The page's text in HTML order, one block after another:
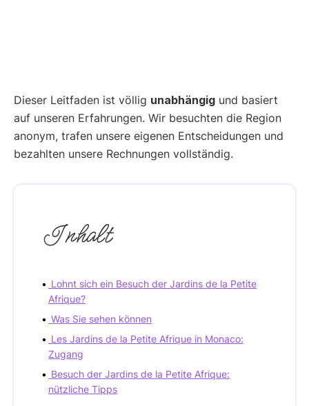
Dieser Leitfaden ist völlig unabhängig und basiert
auf unseren Erfahrungen. Wir besuchten die Region
anonym, trafen unsere eigenen Entscheidungen und
bezahlten unsere Rechnungen vollständig.
Inhalt
Lohnt sich ein Besuch der Jardins de la Petite
Afrique?
Was Sie sehen können
Les Jardins de la Petite Afrique in Monaco:
Zugang
Besuch der Jardins de la Petite Afrique:
nützliche Tipps